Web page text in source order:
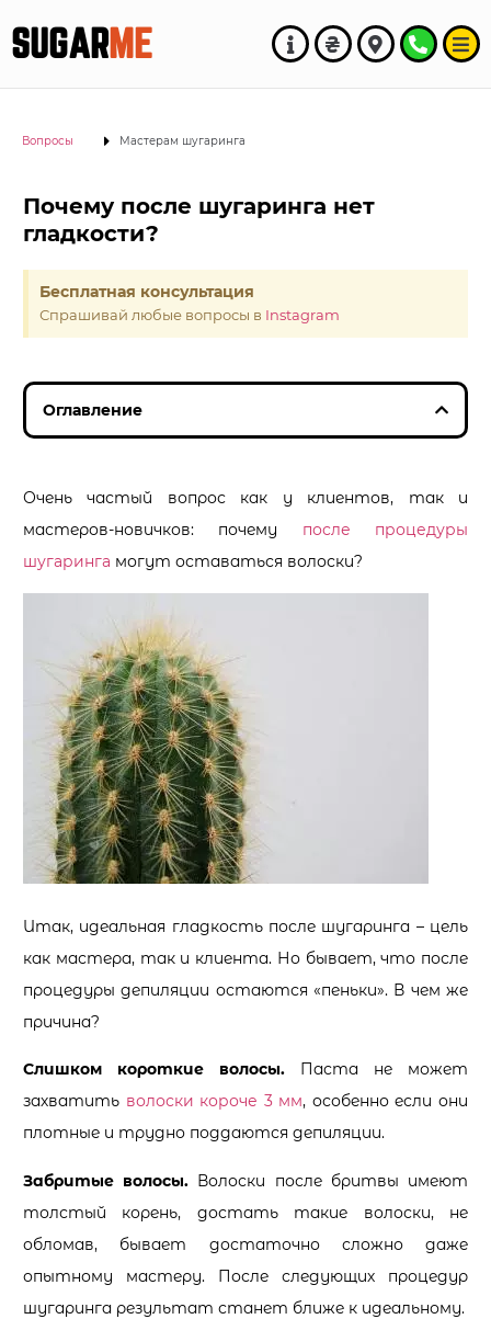
SUGARME
Вопросы Мастерам шугаринга
Почему после шугаринга нет
гладкости?
Бесплатная консультация
Спрашивай любые вопросы в Instagram
Оглавление
Очень частый вопрос как у клиентов, так и
мастеров-новичков: почему после процедуры
шугаринга могут оставаться волоски?
Итак, идеальная гладкость после шугаринга – цель
как мастера, так и клиента. Но бывает, что после
процедуры депиляции остаются «пеньки». В чем же
причина?
Слишком короткие волосы. Паста не может
захватить волоски короче 3 мм, особенно если они
плотные и трудно поддаются депиляции.
Забритые волосы. Волоски после бритвы имеют
толстый корень, достать такие волоски, не
обломав, бывает достаточно сложно даже
опытному мастеру. После следующих процедур
шугаринга результат станет ближе к идеальному.